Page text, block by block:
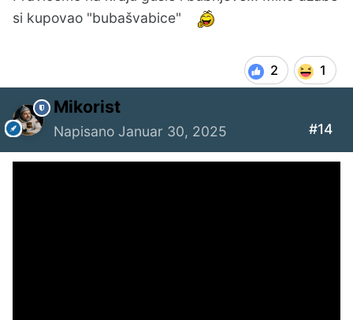
si kupovao "bubašvabice"
2 1
Mikorist
Napisano Januar 30, 2025 #14